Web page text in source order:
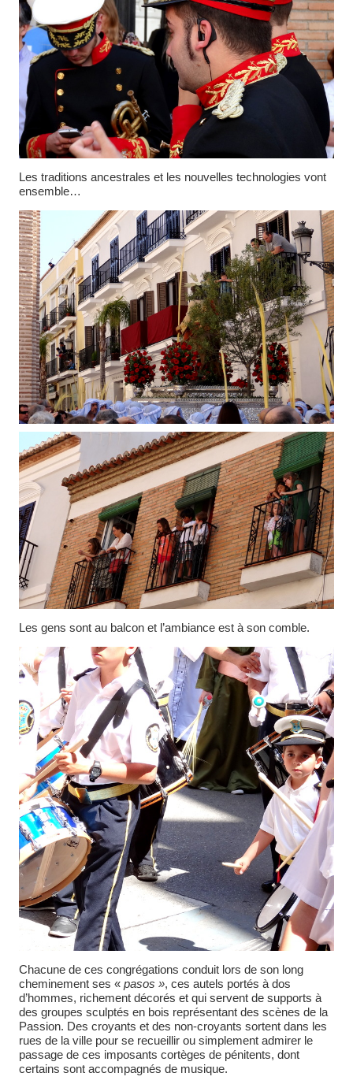
Les traditions ancestrales et les nouvelles technologies vont
ensemble…
Les gens sont au balcon et l’ambiance est à son comble.
Chacune de ces congrégations conduit lors de son long
cheminement ses « pasos », ces autels portés à dos
d’hommes, richement décorés et qui servent de supports à
des groupes sculptés en bois représentant des scènes de la
Passion. Des croyants et des non-croyants sortent dans les
rues de la ville pour se recueillir ou simplement admirer le
passage de ces imposants cortèges de pénitents, dont
certains sont accompagnés de musique.